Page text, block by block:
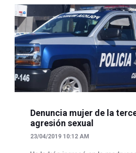
Denuncia mujer de la
agresión sexual
23/04/2019 10:12 AM